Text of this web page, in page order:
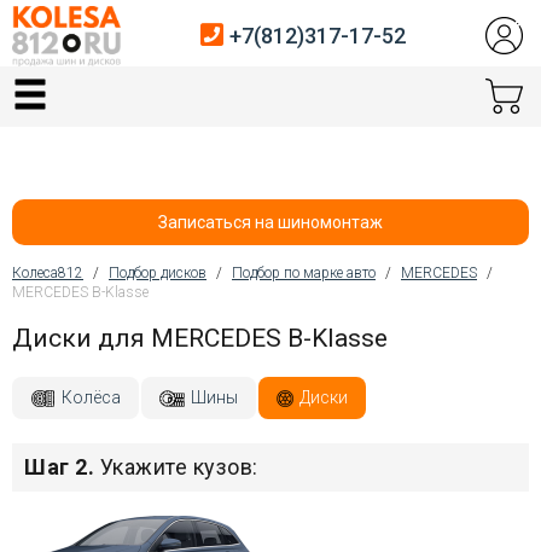
Главная
Автосервис
Покупателям
Контакты
+7(812)317-17-52
Записаться на шиномонтаж
Вы здесь
Колеса812 / Подбор дисков / Подбор по марке авто / MERCEDES /
MERCEDES B-Klasse
Диски для MERCEDES B-Klasse
Колёса Шины Диски
Шаг 2. Укажите кузов: